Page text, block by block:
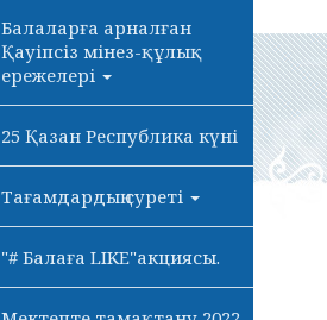
Балаларға арналған
Қауіпсіз мінез-құлық
ережелері
25 Қазан Республика күні
Тағамдардың суреті
"# Балаға LIKE"акциясы.